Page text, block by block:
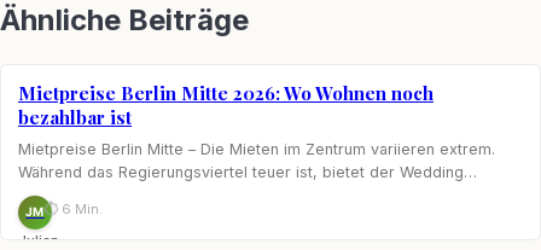
Ähnliche Beiträge
BERLIN-MITTE
Mietpreise Berlin Mitte 2026: Wo Wohnen noch
bezahlbar ist
Mietpreise Berlin Mitte – Die Mieten im Zentrum variieren extrem.
Während das Regierungsviertel teuer ist, bietet der Wedding…
JM
Julian
⏱ 6 Min.